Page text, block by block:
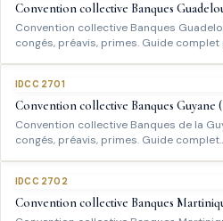
Convention collective Banques
Convention collective Banques
congés, préavis, primes. Guide
IDCC 2701
Convention collective Banques Guyane
Convention collective Banques de la
congés, préavis, primes. Guide
IDCC 2702
Convention collective Banques